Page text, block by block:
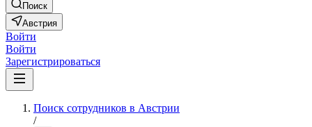
Поиск
Австрия
Войти
Войти
Зарегистрироваться
Поиск сотрудников в Австрии
/